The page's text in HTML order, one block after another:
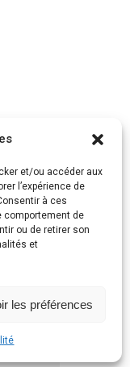
et/ou accéder aux
l’expérience de
à ces
comportement de
ou de retirer son
et
les préférences